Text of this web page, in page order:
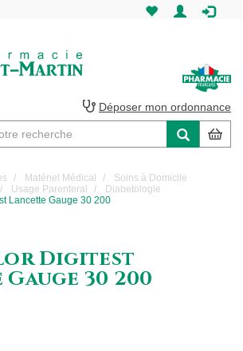
Martin
Pharmacie
Saint-
Martin
Déposer mon ordonnance
Matériel Médical
Soins à Domicile
Usage Parenteral
Diabetologie
Lancette Gauge 30 200
Digitest
30 200